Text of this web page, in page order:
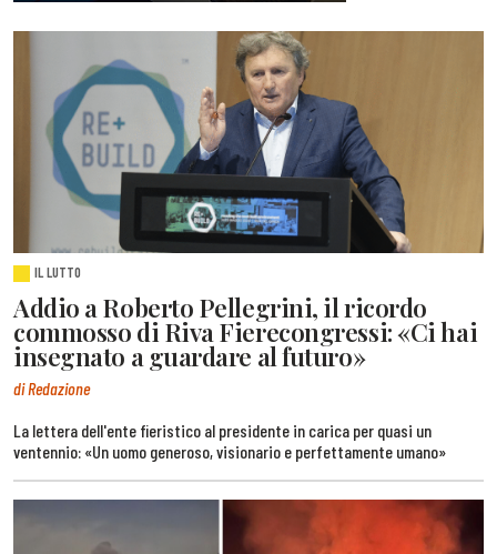
IL LUTTO
Addio a Roberto Pellegrini, il ricordo
commosso di Riva Fierecongressi: «Ci hai
insegnato a guardare al futuro»
di Redazione
La lettera dell'ente fieristico al presidente in carica per quasi un
ventennio: «Un uomo generoso, visionario e perfettamente umano»